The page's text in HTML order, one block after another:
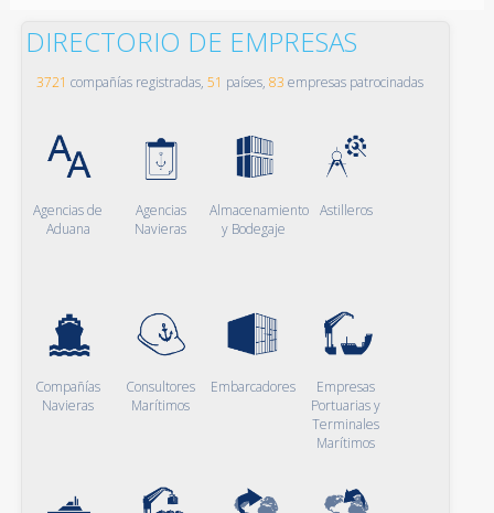
DIRECTORIO DE EMPRESAS
3721 compañías registradas, 51 países, 83 empresas patrocinadas
Agencias de
Aduana
Agencias
Navieras
Almacenamiento
y Bodegaje
Astilleros
Compañías
Navieras
Consultores
Marítimos
Embarcadores
Empresas
Portuarias y
Terminales
Marítimos